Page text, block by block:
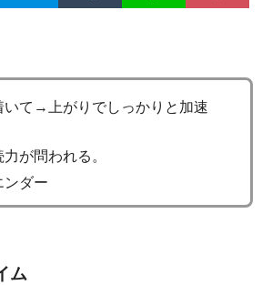
いて→上がりでしっかりと加速
が問われる。
ダー
ム